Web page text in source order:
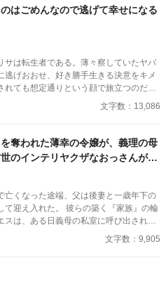
の後は
物価と通貨は、ふんわり設定です。作中
いただけたら幸いです。 ※他サイトにも
ものです。
はごめんなので逃げて幸せになる
サは転生者である。薄々察していたヤバ
逃げおおせ、好き勝手生きる決意をキメ
れても想定通りという顔で旅立つのだっ
文字数：13,086
奪われた薄幸の令嬢が、義理の母
のインテリヤクザなおっさんがぶ
亡くなった途端、父は後妻と一歳年下の
て迎え入れた。 彼らの築く『家族』の輪
スは、ある日義母の私室に呼び出され―
っさんコメディーです。
文字数：9,905